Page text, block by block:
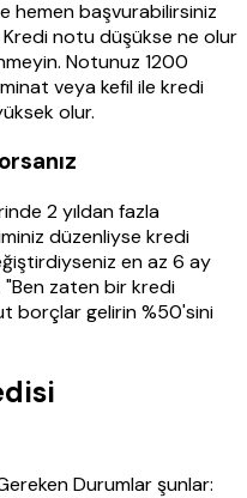
hemen başvurabilirsiniz
notu düşükse ne olur
Notunuz 1200
veya kefil ile kredi
olur.
2 yıldan fazla
düzenliyse kredi
en az 6 ay
zaten bir kredi
borçlar gelirin %50'sini
Durumlar şunlar: